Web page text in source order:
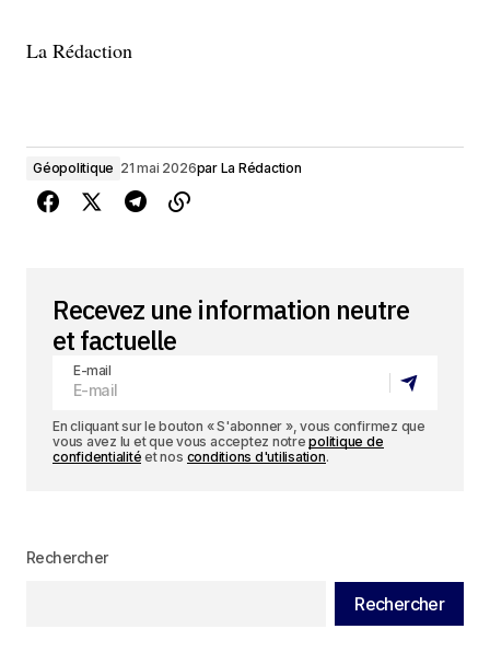
La Rédaction
Géopolitique 21 mai 2026par La Rédaction
Recevez une information neutre
et factuelle
E-mail
En cliquant sur le bouton « S'abonner », vous confirmez que
vous avez lu et que vous acceptez notrepolitique de
confidentialité et nos conditions d'utilisation.
Rechercher
Rechercher